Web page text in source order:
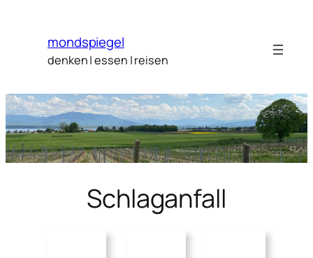
springen
mondspiegel
denken | essen | reisen
Schlaganfall